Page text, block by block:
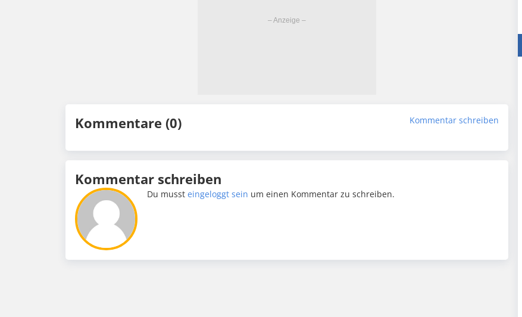
Kommentare (0) Kommentar schreiben
Kommentar schreiben
Du mussteingeloggt sein um einen Kommentar zu schreiben.